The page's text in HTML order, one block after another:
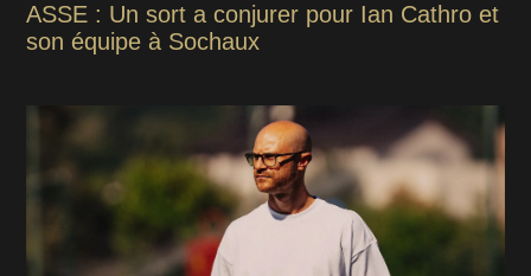
ASSE : Un sort a conjurer pour Ian Cathro et
son équipe à Sochaux